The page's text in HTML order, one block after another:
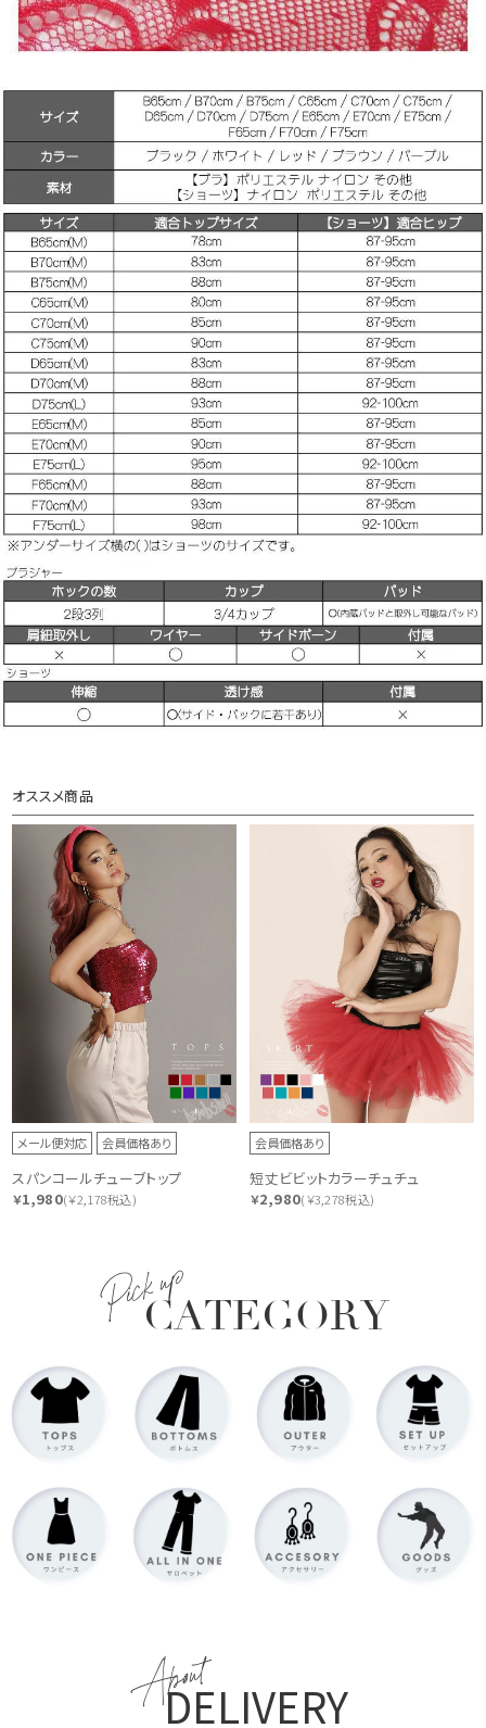
オススメ商品
メール便対応 会員価格あり
スパンコールチューブトップ
￥1,980(￥2,178税込)
会員価格あり
短丈ビビットカラーチュチュ
￥2,980(￥3,278税込)
Pick upCATEGORY
About
DELIVERY